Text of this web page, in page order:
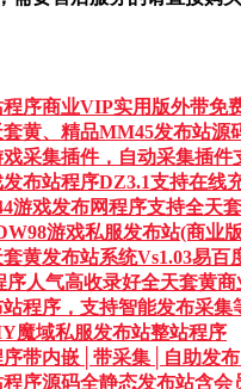
序商业VIP实用版外带免
黄、精品MM45发布站源
采集插件，自动采集插件
布站程序DZ3.1支持在线
游戏发布网程序支持全天
游戏私服发布站(商业
黄发布站系统Vs1.03易百
序人气高收录好全天套黄商
程序，支持智能发布采
魔域私服发布站整站程序
带内嵌│带采集│自助发
序源码全静态发布站含会